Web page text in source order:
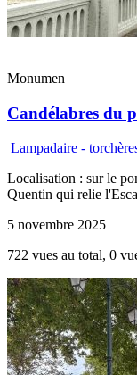
Monumen
Candélabres du
Lampadaire -
Localisation : sur le
Quentin qui relie
5 novembre 2025
722 vues au total, 0